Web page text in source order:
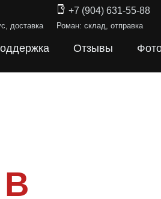
доставка
+7 (904) 631-55-88
Роман: склад, отправка
Отзывы